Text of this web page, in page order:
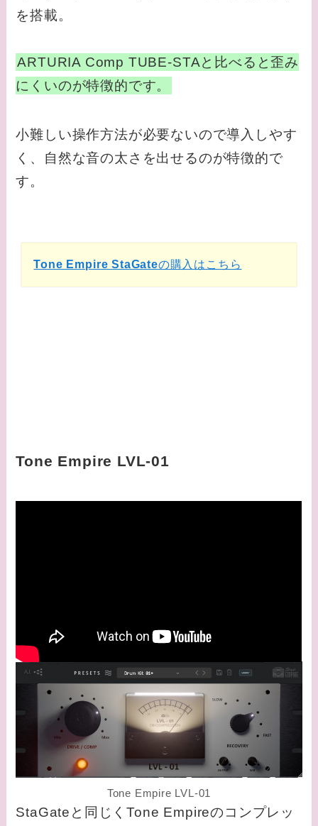
を搭載。
ARTURIA Comp TUBE-STAと比べると歪み
にくいのが特徴的です。
小難しい操作方法が必要ないので導入しやす
く、自然な音の太さを出せるのが特徴的で
す。
Tone Empire StaGateの購入はこちら
Tone Empire LVL-01
Tone Empire LVL-01
StaGateと同じくTone Empireのコンプレッ